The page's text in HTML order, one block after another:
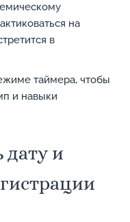
на
в
таймера, чтобы
и навыки
дату и